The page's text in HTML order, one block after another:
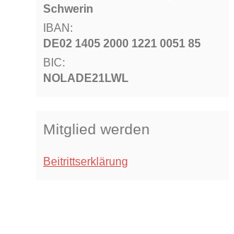
Schwerin
IBAN:
DE02 1405 2000 1221 0051 85
BIC:
NOLADE21LWL
Mitglied werden
Beitrittserklärung